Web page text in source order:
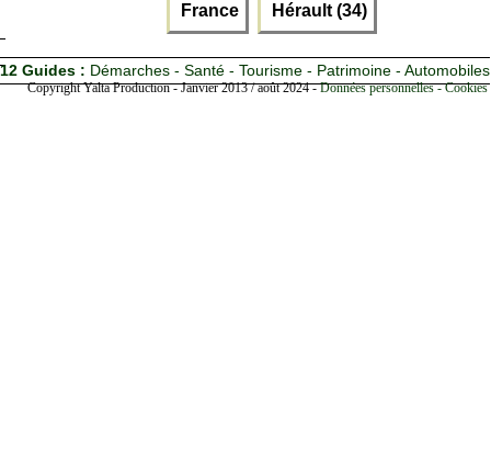
France Hérault (34)
12 Guides : Démarches - Santé - Tourisme - Patrimoine - Automobiles
Copyright Yalta Production - Janvier 2013 / août 2024 -Données personnelles -